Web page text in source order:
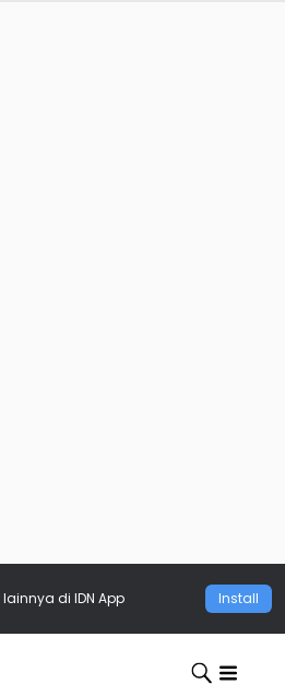
lainnya di IDN App Install